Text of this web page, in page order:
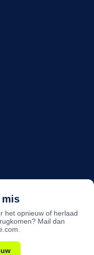
mis
het opnieuw of herlaad
Mail dan